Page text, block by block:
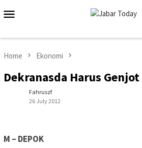
to
Home Ekonomi
Dekranasda Harus
Fahruszf
26 July 2012
M – DEPOK